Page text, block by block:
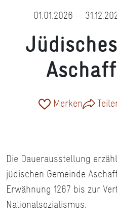
01.01.2026 —
Merken
Die Dauerausstellung
jüdischen Gemeinde
Erwähnung 1267 bis zur
Nationalsozialismus.